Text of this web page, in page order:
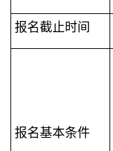
报名截止时间
报名基本条件